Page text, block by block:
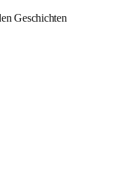
Geschichten